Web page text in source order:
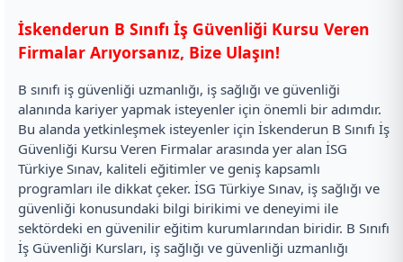
İskenderun B Sınıfı İş Güvenliği Kursu Veren
Firmalar Arıyorsanız, Bize Ulaşın!
B sınıfı iş güvenliği uzmanlığı, iş sağlığı ve güvenliği
alanında kariyer yapmak isteyenler için önemli bir adımdır.
Bu alanda yetkinleşmek isteyenler için İskenderun B Sınıfı İş
Güvenliği Kursu Veren Firmalar arasında yer alan İSG
Türkiye Sınav, kaliteli eğitimler ve geniş kapsamlı
programları ile dikkat çeker. İSG Türkiye Sınav, iş sağlığı ve
güvenliği konusundaki bilgi birikimi ve deneyimi ile
sektördeki en güvenilir eğitim kurumlarından biridir. B Sınıfı
İş Güvenliği Kursları, iş sağlığı ve güvenliği uzmanlığı